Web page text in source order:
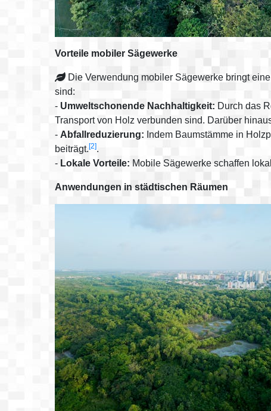
Vorteile mobiler Sägewerke
Die Verwendung mobiler Sägewerke bringt
sind:
- Umweltschonende Nachhaltigkeit: Durch das
Transport von Holz verbunden sind. Darüber
- Abfallreduzierung: Indem Baumstämme in
beiträgt.[2].
- Lokale Vorteile: Mobile Sägewerke schaffen
Anwendungen in städtischen Räumen